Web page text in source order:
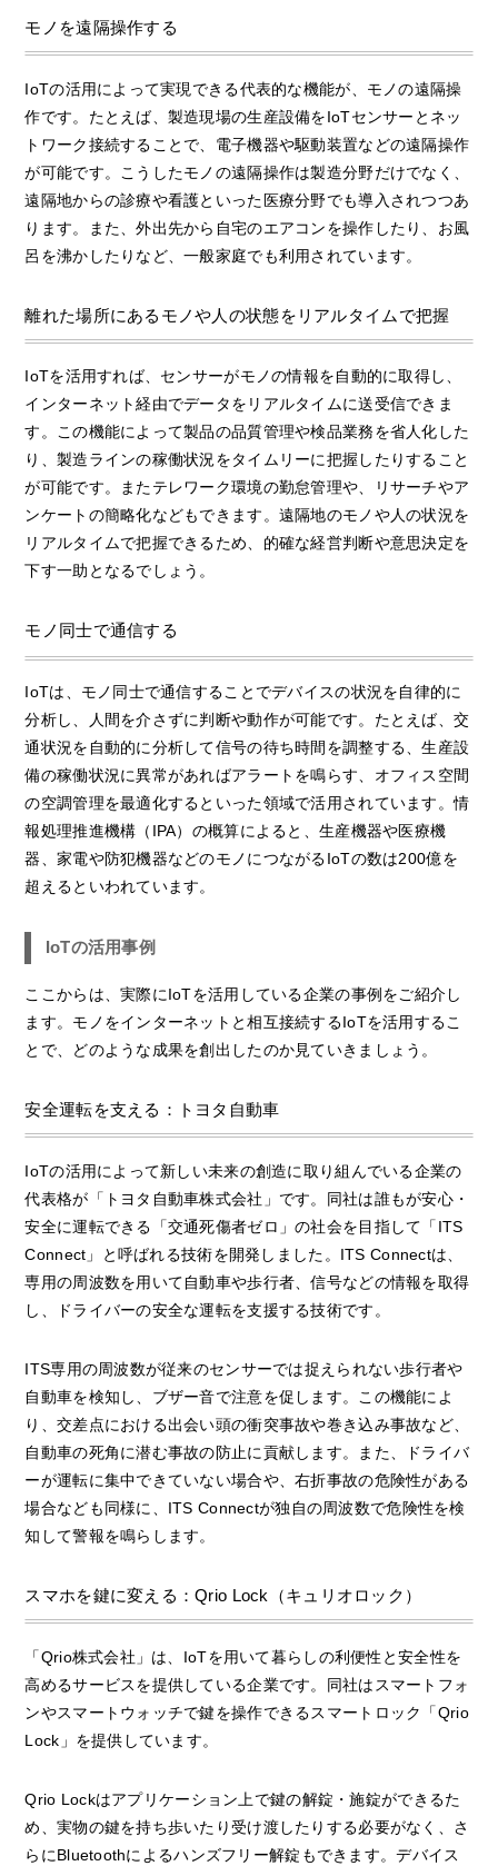
モノを遠隔操作する
IoTの活用によって実現できる代表的な機能が、モノの遠隔操
作です。たとえば、製造現場の生産設備をIoTセンサーとネッ
トワーク接続することで、電子機器や駆動装置などの遠隔操作
が可能です。こうしたモノの遠隔操作は製造分野だけでなく、
遠隔地からの診療や看護といった医療分野でも導入されつつあ
ります。また、外出先から自宅のエアコンを操作したり、お風
呂を沸かしたりなど、一般家庭でも利用されています。
離れた場所にあるモノや人の状態をリアルタイムで把握
IoTを活用すれば、センサーがモノの情報を自動的に取得し、
インターネット経由でデータをリアルタイムに送受信できま
す。この機能によって製品の品質管理や検品業務を省人化した
り、製造ラインの稼働状況をタイムリーに把握したりすること
が可能です。またテレワーク環境の勤怠管理や、リサーチやア
ンケートの簡略化などもできます。遠隔地のモノや人の状況を
リアルタイムで把握できるため、的確な経営判断や意思決定を
下す一助となるでしょう。
モノ同士で通信する
IoTは、モノ同士で通信することでデバイスの状況を自律的に
分析し、人間を介さずに判断や動作が可能です。たとえば、交
通状況を自動的に分析して信号の待ち時間を調整する、生産設
備の稼働状況に異常があればアラートを鳴らす、オフィス空間
の空調管理を最適化するといった領域で活用されています。情
報処理推進機構（IPA）の概算によると、生産機器や医療機
器、家電や防犯機器などのモノにつながるIoTの数は200億を
超えるといわれています。
IoTの活用事例
ここからは、実際にIoTを活用している企業の事例をご紹介し
ます。モノをインターネットと相互接続するIoTを活用するこ
とで、どのような成果を創出したのか見ていきましょう。
安全運転を支える：トヨタ自動車
IoTの活用によって新しい未来の創造に取り組んでいる企業の
代表格が「トヨタ自動車株式会社」です。同社は誰もが安心・
安全に運転できる「交通死傷者ゼロ」の社会を目指して「ITS
Connect」と呼ばれる技術を開発しました。ITS Connectは、
専用の周波数を用いて自動車や歩行者、信号などの情報を取得
し、ドライバーの安全な運転を支援する技術です。
ITS専用の周波数が従来のセンサーでは捉えられない歩行者や
自動車を検知し、ブザー音で注意を促します。この機能によ
り、交差点における出会い頭の衝突事故や巻き込み事故など、
自動車の死角に潜む事故の防止に貢献します。また、ドライバ
ーが運転に集中できていない場合や、右折事故の危険性がある
場合なども同様に、ITS Connectが独自の周波数で危険性を検
知して警報を鳴らします。
スマホを鍵に変える：Qrio Lock（キュリオロック）
「Qrio株式会社」は、IoTを用いて暮らしの利便性と安全性を
高めるサービスを提供している企業です。同社はスマートフォ
ンやスマートウォッチで鍵を操作できるスマートロック「Qrio
Lock」を提供しています。
Qrio Lockはアプリケーション上で鍵の解錠・施錠ができるた
め、実物の鍵を持ち歩いたり受け渡したりする必要がなく、さ
らにBluetoothによるハンズフリー解錠もできます。デバイス